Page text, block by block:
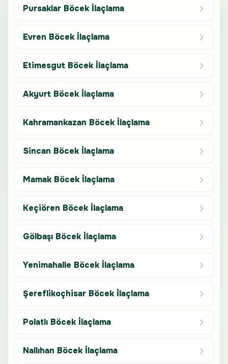
Pursaklar Böcek İlaçlama
Evren Böcek İlaçlama
Etimesgut Böcek İlaçlama
Akyurt Böcek İlaçlama
Kahramankazan Böcek İlaçlama
Sincan Böcek İlaçlama
Mamak Böcek İlaçlama
Keçiören Böcek İlaçlama
Gölbaşı Böcek İlaçlama
Yenimahalle Böcek İlaçlama
Şereflikoçhisar Böcek İlaçlama
Polatlı Böcek İlaçlama
Nallıhan Böcek İlaçlama